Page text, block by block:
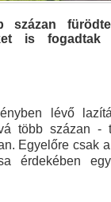
százan
is
lévő
több százan -
Egyelőre csak
érdekében